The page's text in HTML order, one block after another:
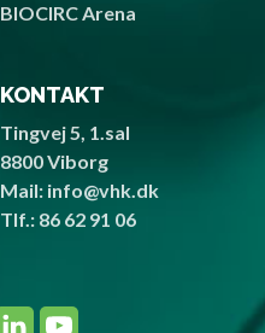
BIOCIRC Arena
KONTAKT
Tingvej 5, 1.sal
8800 Viborg
Mail: info@vhk.dk
Tlf.: 86 62 91 06